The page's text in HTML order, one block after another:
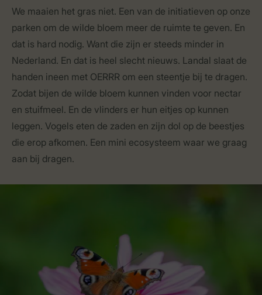
We maaien het gras niet. Een van de initiatieven op onze
parken om de wilde bloem meer de ruimte te geven. En
dat is hard nodig. Want die zijn er steeds minder in
Nederland. En dat is heel slecht nieuws. Landal slaat de
handen ineen met OERRR om een steentje bij te dragen.
Zodat bijen de wilde bloem kunnen vinden voor nectar
en stuifmeel. En de vlinders er hun eitjes op kunnen
leggen. Vogels eten de zaden en zijn dol op de beestjes
die erop afkomen. Een mini ecosysteem waar we graag
aan bij dragen.